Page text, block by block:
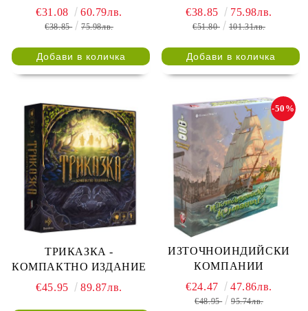
МУЗИКАНТИ
€31.08 60.79лв.
€38.85 75.98лв.
РИБКА + БРЕМЕНСКИТЕ
МУЗИКАНТИ
€38.85 75.98лв.
€51.80 101.31лв.
ТРИКАЗКА -
КОМПАКТНО ИЗДАНИЕ
€45.95
89.87лв.
ИЗТОЧНОИНДИЙСКИ
КОМПАНИИ
-50%
€24.47 47.86лв.
€48.95 95.74лв.